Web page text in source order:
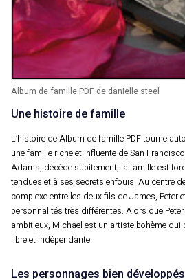
Album de famille PDF de danielle steel
Une histoire de famille
L’histoire de Album de famille PDF tourne
une famille riche et influente de San
Adams, décède subitement, la famille est
tendues et à ses secrets enfouis. Au centre
complexe entre les deux fils de James, Peter
personnalités très différentes. Alors que
ambitieux, Michael est un artiste bohème qui
libre et indépendante.
Les personnages bien développés